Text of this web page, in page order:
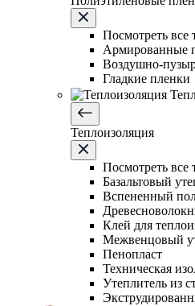
Посмотреть все
Армированные
Воздушно-
Гладкие пленки
Теплоизоляция
Посмотреть все
Базальтовый
Вспененный
Клей для
Межвенцовый
Пенопласт
Техническая
Утеплитель из